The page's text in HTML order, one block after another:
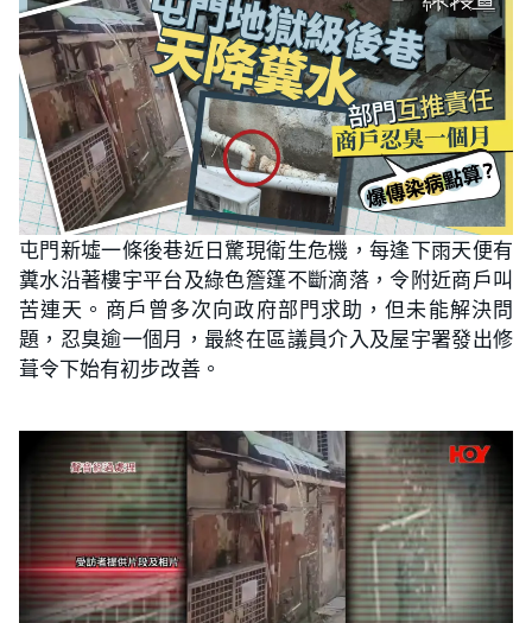
屯門新墟一條後巷近日驚現衛生危機，每逢下雨天便有
糞水沿著樓宇平台及綠色簷篷不斷滴落，令附近商戶叫
苦連天。商戶曾多次向政府部門求助，但未能解決問
題，忍臭逾一個月，最終在區議員介入及屋宇署發出修
葺令下始有初步改善。